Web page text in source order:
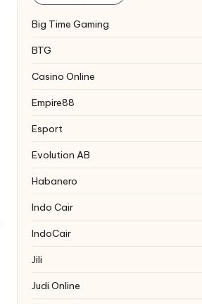
Big Time Gaming
BTG
Casino Online
Empire88
Esport
Evolution AB
Habanero
Indo Cair
IndoCair
Jili
Judi Online